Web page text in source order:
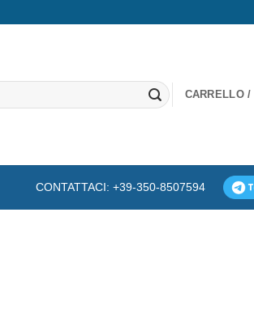
CARRELLO /
CONTATTACI: +39-350-8507594